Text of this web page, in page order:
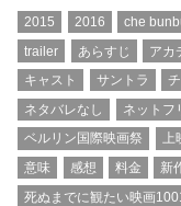
2015 2016 che
trailer
あらすじ アカ
キャスト
サントラ
ネタバレなし
ネットフ
ベルリン国際映画祭
意味
感想 料金 新
死ぬまでに観たい映画